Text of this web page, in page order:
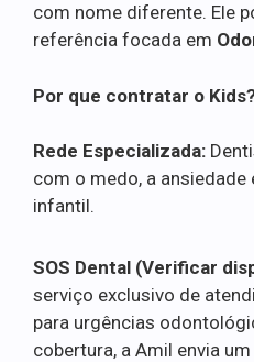
com nome diferente. Ele
referência focada em
Por que contratar o
Rede Especializada:
com o medo, a ansiedade
infantil.
SOS Dental (Verificar
serviço exclusivo de
para urgências
cobertura, a Amil envia